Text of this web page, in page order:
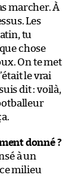
marcher. À
Les
tu
chose
On te met
le vrai
dit : voilà,
donné ?
à un
milieu